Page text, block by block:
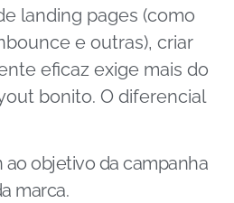
landing pages (como
e outras), criar
eficaz exige mais do
bonito. O diferencial
ao objetivo da campanha
marca.